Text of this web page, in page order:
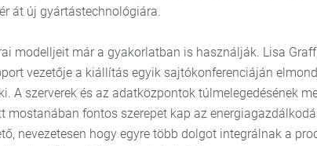
át új gyártástechnológiára.
modelljeit már a gyakorlatban is használják. Lisa
vezetője a kiállítás egyik sajtókonferenciáján
A szerverek és az adatközpontok túlmelegedésének
mostanában fontos szerepet kap az
nevezetesen hogy egyre több dolgot integrálnak a